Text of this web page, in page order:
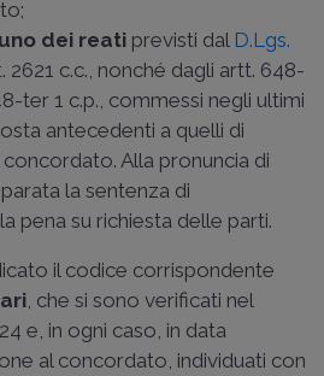
dei reati previsti dal D.Lgs.
2621 c.c. , nonché dagli artt. 648-
ter 1 c.p. , commessi negli ultimi
antecedenti a quelli di
Alla pronuncia di
la sentenza di
pena su richiesta delle parti.
il codice corrispondente
, che si sono verificati nel
e, in ogni caso, in data
al concordato, individuati con